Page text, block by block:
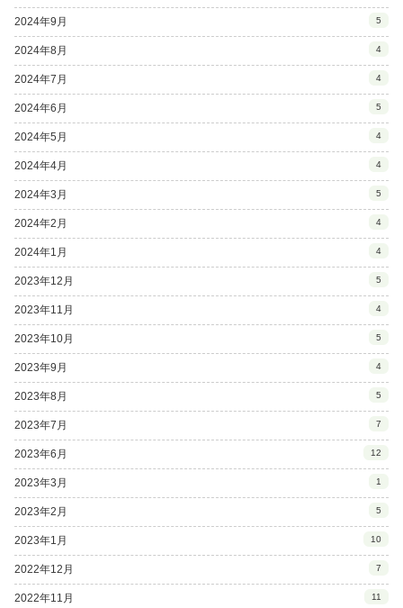
2024年9月 5
2024年8月 4
2024年7月 4
2024年6月 5
2024年5月 4
2024年4月 4
2024年3月 5
2024年2月 4
2024年1月 4
2023年12月 5
2023年11月 4
2023年10月 5
2023年9月 4
2023年8月 5
2023年7月 7
2023年6月 12
2023年3月 1
2023年2月 5
2023年1月 10
2022年12月 7
2022年11月 11